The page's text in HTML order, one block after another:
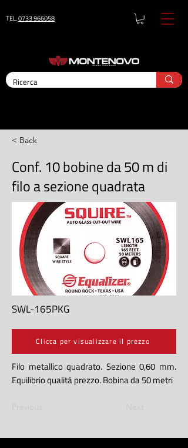
TEL.0733 966058
< Back
Conf. 10 bobine da 50 m di
filo a sezione quadrata
SWL-165PKG
Clicca per visualizzare il prezzo
Filo metallico quadrato. Sezione 0,60 mm.
Equilibrio qualità prezzo. Bobina da 50 metri